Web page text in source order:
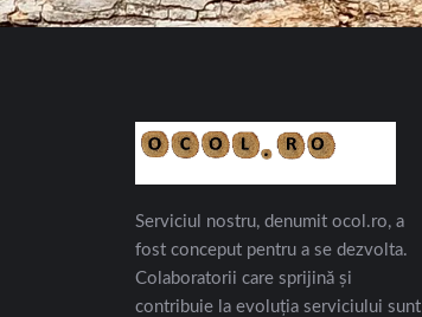
Serviciul nostru, denumit ocol.ro, a
fost conceput pentru a se dezvolta.
Colaboratorii care sprijină și
contribuie la evoluția serviciului sunt